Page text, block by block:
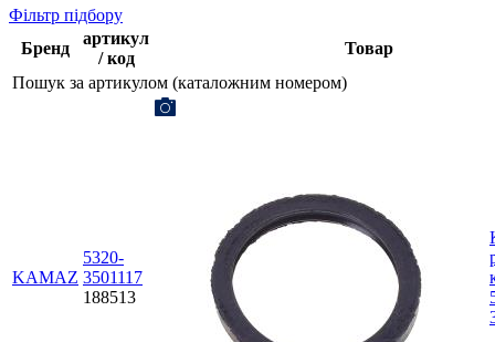
Фільтр підбору
Бренд
артикул
/ код
Товар
Пошук за артикулом (каталожним номером)
KAMAZ
5320-
3501117
188513